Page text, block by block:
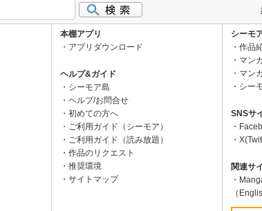
本棚アプリ
アプリダウンロード
ヘルプ&ガイド
シーモア島
ヘルプ/お問合せ
初めての方へ
ご利用ガイド（シーモア）
ご利用ガイド（読み放題）
作品のリクエスト
推奨環境
サイトマップ
シーモ
作品
マン
マン
シー
SNSサ
関連サ
（